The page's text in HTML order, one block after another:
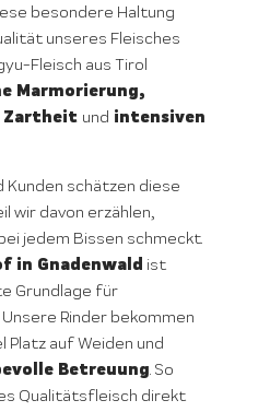
besondere Haltung
unseres Fleisches
Fleisch aus Tirol
Marmorierung,
Zartheit und intensiven
Kunden schätzen diese
wir davon erzählen,
jedem Bissen schmeckt.
in Gnadenwald ist
Grundlage für
Rinder bekommen
Platz auf Weiden und
Betreuung. So
Qualitätsfleisch direkt